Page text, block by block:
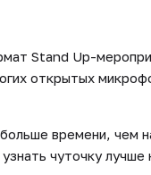
Stand Up-
открытых
времени,
чуточку лучше